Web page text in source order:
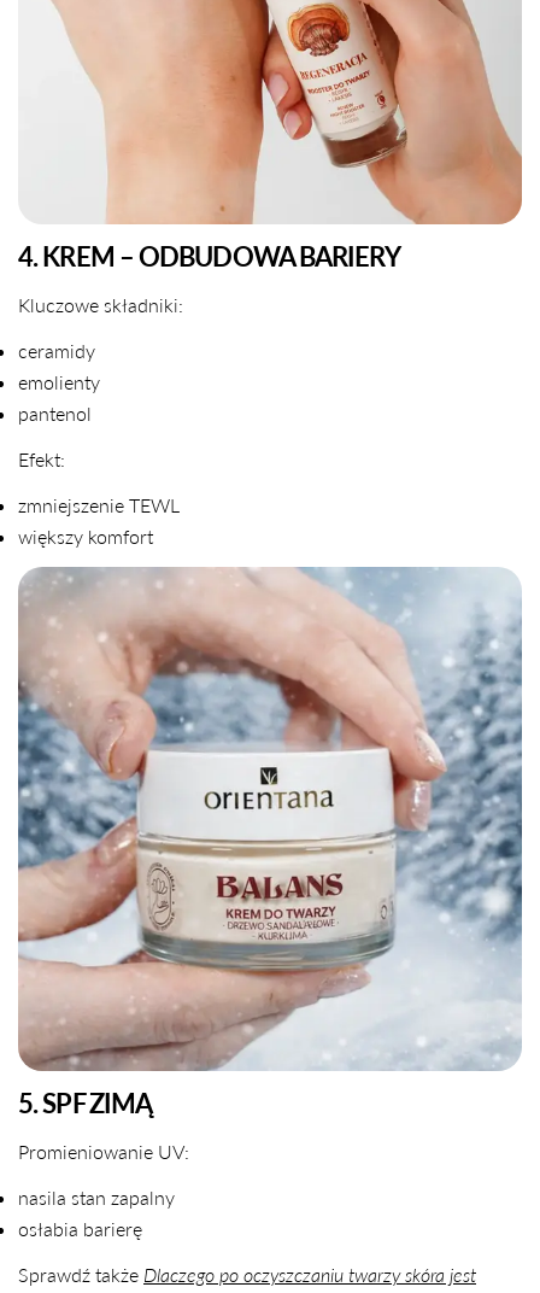
4. KREM – ODBUDOWA BARIERY
Kluczowe składniki:
ceramidy
emolienty
pantenol
Efekt:
zmniejszenie TEWL
większy komfort
5. SPF ZIMĄ
Promieniowanie UV:
nasila stan zapalny
osłabia barierę
Sprawdź także Dlaczego po oczyszczaniu twarzy skóra jest
Udostępnij
na
Facebooku
Udostępnij
X Pintereście